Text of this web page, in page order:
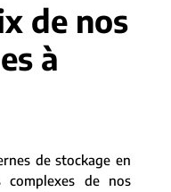
de nos
à
de stockage en
complexes de nos